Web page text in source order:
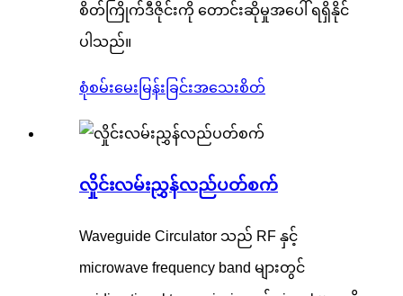
စိတ်ကြိုက်ဒီဇိုင်းကို တောင်းဆိုမှုအပေါ် ရရှိနိုင်
ပါသည်။
စုံစမ်းမေးမြန်းခြင်းအသေးစိတ်
လှိုင်းလမ်းညွှန်လည်ပတ်စက်
Waveguide Circulator သည် RF နှင့်
microwave frequency band များတွင်